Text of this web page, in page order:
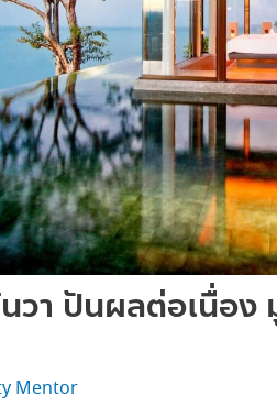
า ปันผลต่อเนื่อง
Mentor